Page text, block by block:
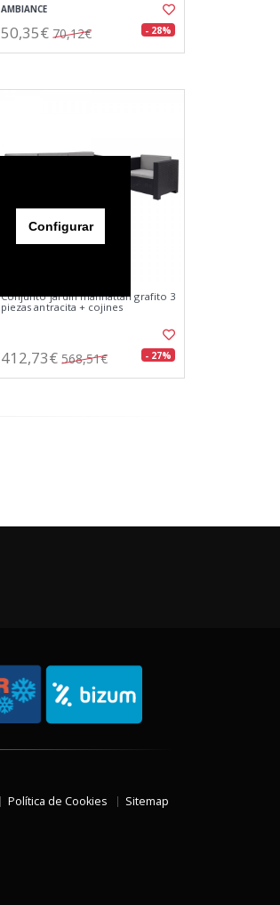
Configurar
AMBIANCE
50,35€ 70,12€ - 28%
Conjunto jardín manhattan grafito 3
piezas antracita + cojines
412,73€ 568,51€ - 27%
Política de Cookies Sitemap